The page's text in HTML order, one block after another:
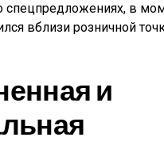
спецпредложениях, в
вблизи розничной
и